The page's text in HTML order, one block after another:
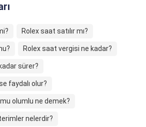
Rolex saat satılır mı?
Rolex saat vergisi ne kadar?
sürer?
faydalı olur?
olumlu ne demek?
nelerdir?